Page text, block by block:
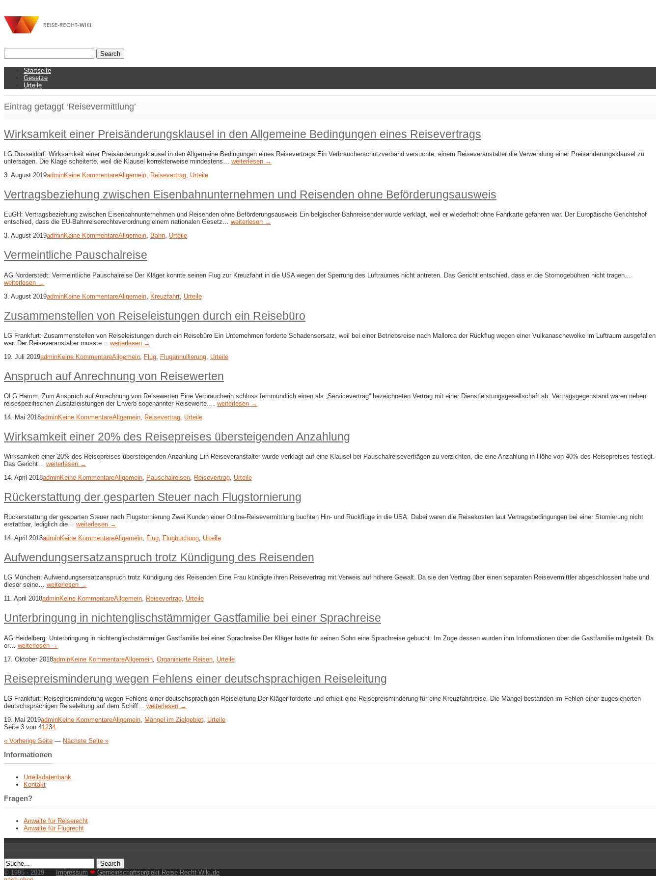
Startseite
Gesetze
Urteile
Eintrag getaggt ‘Reisevermittlung’
Wirksamkeit einer Preisänderungsklausel in den Allgemeine Bedingungen eines Reisevertrags
LG Düsseldorf: Wirksamkeit einer Preisänderungsklausel in den Allgemeine Bedingungen eines Reisevertrags Ein Verbraucherschutzverband versuchte, einem Reiseveranstalter die Verwendung einer Preisänderungsklausel zu
untersagen. Die Klage scheiterte, weil die Klausel korrekterweise mindestens… weiterlesen →
3. August 2019adminKeine KommentareAllgemein, Reisevertrag, Urteile
Vertragsbeziehung zwischen Eisenbahnunternehmen und Reisenden ohne Beförderungsausweis
EuGH: Vertragsbeziehung zwischen Eisenbahnunternehmen und Reisenden ohne Beförderungsausweis Ein belgischer Bahnreisender wurde verklagt, weil er wiederholt ohne Fahrkarte gefahren war. Der Europäische Gerichtshof
entschied, dass die EU-Bahnreiserechteverordnung einem nationalen Gesetz… weiterlesen →
3. August 2019adminKeine KommentareAllgemein, Bahn, Urteile
Vermeintliche Pauschalreise
AG Norderstedt: Vermeintliche Pauschalreise Der Kläger konnte seinen Flug zur Kreuzfahrt in die USA wegen der Sperrung des Luftraumes nicht antreten. Das Gericht entschied, dass er die Stornogebühren nicht tragen…
weiterlesen →
3. August 2019adminKeine KommentareAllgemein Kreuzfahrt Urteile
Zusammenstellen von Reiseleistungen durch ein Reisebüro
LG Frankfurt: Zusammenstellen von Reiseleistungen durch ein Reisebüro Ein Unternehmen forderte Schadensersatz, weil bei einer Betriebsreise nach Mallorca der Rückflug wegen einer Vulkanaschewolke im Luftraum ausgefallen
war. Der Reiseveranstalter musste… weiterlesen →
19. Juli 2019adminKeine KommentareAllgemein Flug Flugannullierung Urteile
Anspruch auf Anrechnung von Reisewerten
OLG Hamm: Zum Anspruch auf Anrechnung von Reisewerten Eine Verbraucherin schloss fernmündlich einen als „Servicevertrag“ bezeichneten Vertrag mit einer Dienstleistungsgesellschaft ab. Vertragsgegenstand waren neben
reisespezifischen Zusatzleistungen der Erwerb sogenannter Reisewerte.… weiterlesen →
14. Mai 2018adminKeine KommentareAllgemein Reisevertrag Urteile
Wirksamkeit einer 20% des Reisepreises übersteigenden Anzahlung
Wirksamkeit einer 20% des Reisepreises übersteigenden Anzahlung Ein Reiseveranstalter wurde verklagt auf eine Klausel bei Pauschalreiseverträgen zu verzichten, die eine Anzahlung in Höhe von 40% des Reisepreises festlegt.
Das Gericht… weiterlesen →
14. April 2018adminKeine KommentareAllgemein, Pauschalreisen, Reisevertrag, Urteile
Rückerstattung der gesparten Steuer nach Flugstornierung
Rückerstattung der gesparten Steuer nach Flugstornierung Zwei Kunden einer Online-Reisevermittlung buchten Hin- und Rückflüge in die USA. Dabei waren die Reisekosten laut Vertragsbedingungen bei einer Stornierung nicht
erstattbar, lediglich die… weiterlesen →
14. April 2018adminKeine KommentareAllgemein, Flug, Flugbuchung, Urteile
Aufwendungsersatzanspruch trotz Kündigung des Reisenden
LG München: Aufwendungsersatzanspruch trotz Kündigung des Reisenden Eine Frau kündigte ihren Reisevertrag mit Verweis auf höhere Gewalt. Da sie den Vertrag über einen separaten Reisevermittler abgeschlossen habe und
dieser seine… weiterlesen →
11. April 2018adminKeine KommentareAllgemein, Reisevertrag, Urteile
Unterbringung in nichtenglischstämmiger Gastfamilie bei einer Sprachreise
AG Heidelberg: Unterbringung in nichtenglischstämmiger Gastfamilie bei einer Sprachreise Der Kläger hatte für seinen Sohn eine Sprachreise gebucht. Im Zuge dessen wurden ihm Informationen über die Gastfamilie mitgeteilt. Da
er… weiterlesen →
17. Oktober 2018adminKeine KommentareAllgemein Organisierte Reisen Urteile
Reisepreisminderung wegen Fehlens einer deutschsprachigen Reiseleitung
LG Frankfurt: Reisepreisminderung wegen Fehlens einer deutschsprachigen Reiseleitung Der Kläger forderte und erhielt eine Reisepreisminderung für eine Kreuzfahrtreise. Die Mängel bestanden im Fehlen einer zugesicherten
deutschsprachigen Reiseleitung auf dem Schiff… weiterlesen →
19. Mai 2019adminKeine KommentareAllgemein Mängel im Zielgebiet Urteile
Seite 3 von 41 234
« Vorherige Seite — Nächste Seite »
Informationen
Urteilsdatenbank
Kontakt
Fragen?
Anwälte für Reiserecht
Anwälte für Flugrecht
© 1995 - 2019 Impressum ❤ Gemeinschaftsprojekt Reise-Recht-Wiki.de